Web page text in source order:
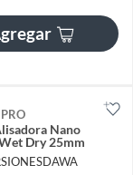
Nano
Dry 25mm